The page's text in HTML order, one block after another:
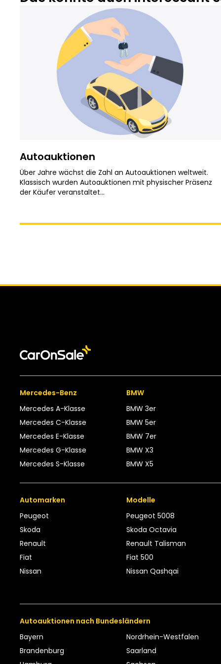
Autoauktionen
Über Jahre wächst die Zahl an Autoauktionen weltweit.
Klassisch wurden Autoauktionen mit physischer Präsenz
der Käufer veranstaltet...
Mercedes-Benz
Mercedes A-Klasse
Mercedes C-Klasse
Mercedes E-Klasse
Mercedes G-Klasse
Mercedes S-Klasse
BMW
BMW 3er
BMW 5er
BMW 7er
BMW X3
BMW X5
Automarken
Peugeot
Skoda
Renault
Fiat
Nissan
Modelle
Peugeot 5008
Skoda Octavia
Renault Talisman
Fiat 500
Nissan Qashqai
Autoauktionen nach Bundesländern
Bayern
Brandenburg
Nordrhein-Westfalen
Saarland